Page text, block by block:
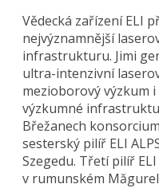
Vědecká zařízení ELI
nejvýznamnější
infrastrukturu. Jimi
ultra-intenzivní
mezioborový výzkum
výzkumné
Břežanech
sesterský pilíř ELI
Szegedu. Třetí pilíř
v rumunském